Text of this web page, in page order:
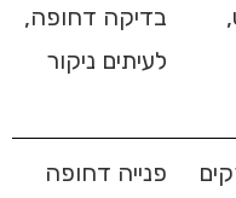
בדיקה דחופה,
לעיתים ניקור
פנייה דחופה